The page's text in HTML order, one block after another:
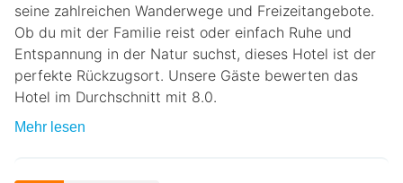
seine zahlreichen Wanderwege und Freizeitangebote.
Ob du mit der Familie reist oder einfach Ruhe und
Entspannung in der Natur suchst, dieses Hotel ist der
perfekte Rückzugsort. Unsere Gäste bewerten das
Hotel im Durchschnitt mit 8.0.
Mehr lesen